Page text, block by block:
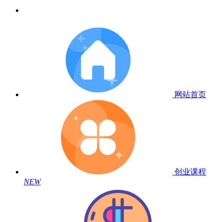
网站首页
创业课程
NEW